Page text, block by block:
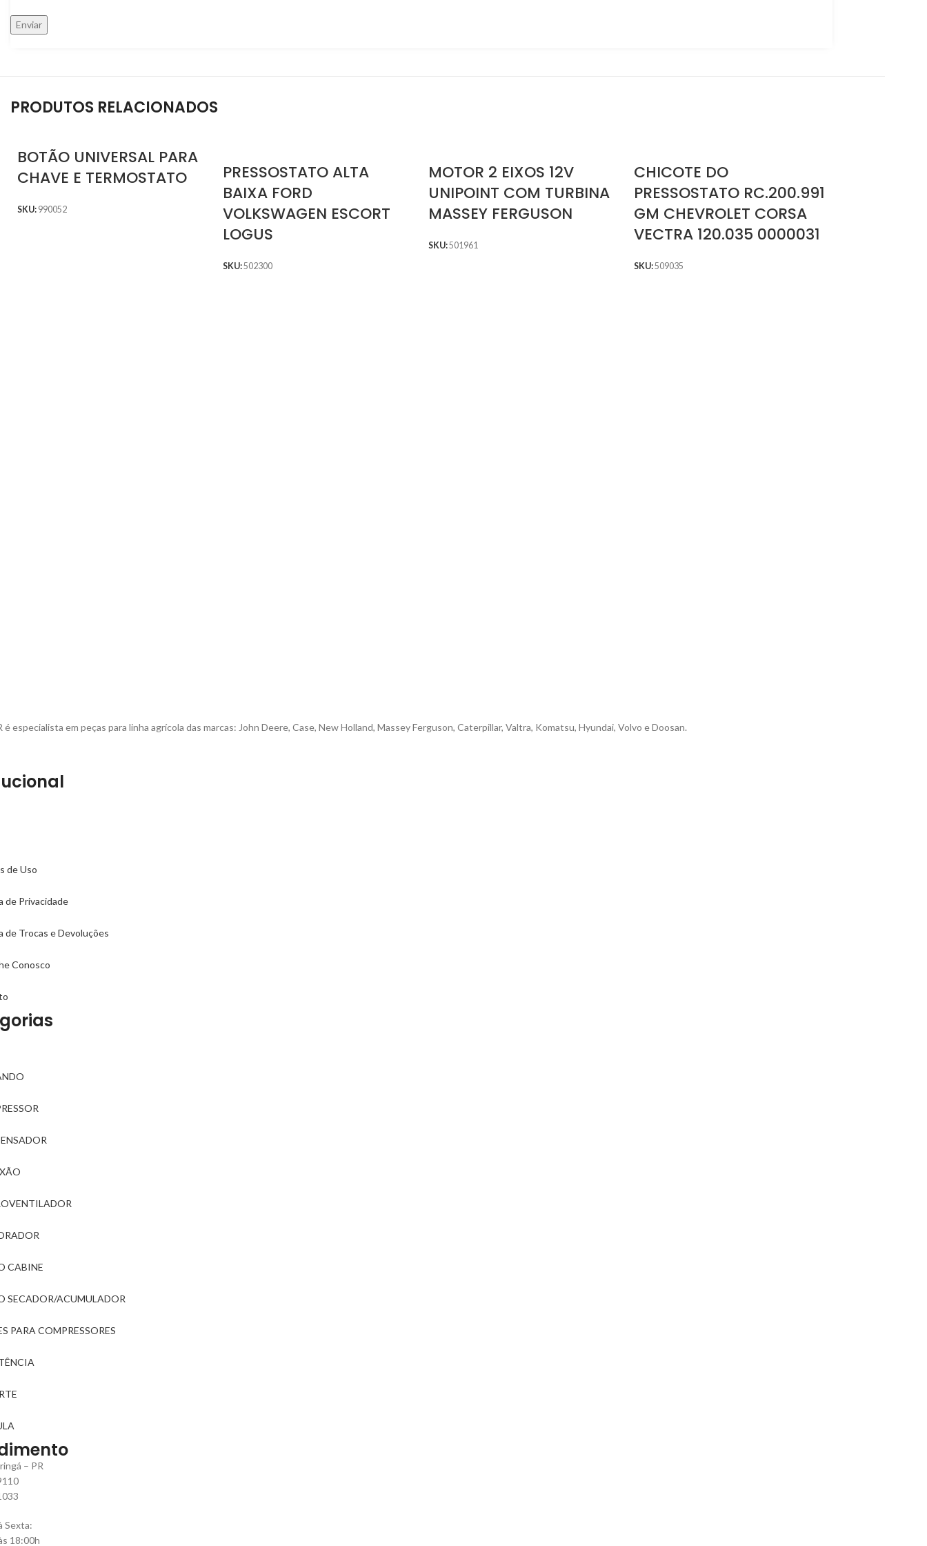
PRODUTOS RELACIONADOS
BOTÃO UNIVERSAL PARA
CHAVE E TERMOSTATO
SKU: 990052
PRESSOSTATO ALTA
BAIXA FORD
VOLKSWAGEN ESCORT
LOGUS
SKU:502300
MOTOR 2 EIXOS 12V
UNIPOINT COM TURBINA
MASSEY FERGUSON
SKU:501961
CHICOTE DO
PRESSOSTATO RC.200.991
GM CHEVROLET CORSA
VECTRA 120.035 0000031
SKU:509035
é especialista em peças para linha agrícola das marcas: John Deere, Case, New Holland, Massey Ferguson, Caterpillar, Valtra, Komatsu, Hyundai, Volvo e Doosan.
de Uso
de Privacidade
de Trocas e Devoluções
Conosco
CABINE
SECADOR/ACUMULADOR
PARA COMPRESSORES
– PR
Sexta:
18:00h